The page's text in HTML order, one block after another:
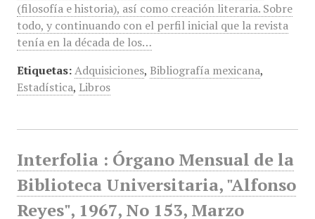
(filosofía e historia), así como creación literaria. Sobre
todo, y continuando con el perfil inicial que la revista
tenía en la década de los…
Etiquetas: Adquisiciones, Bibliografía mexicana,
Estadística, Libros
Interfolia : Órgano Mensual de la
Biblioteca Universitaria, "Alfonso
Reyes", 1967, No 153, Marzo